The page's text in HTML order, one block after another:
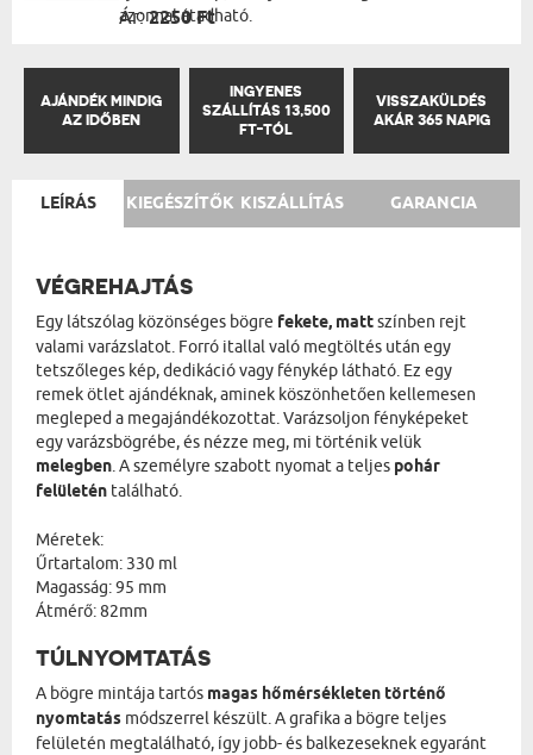
azonnal átadható.
Ár:2250 Ft
AJÁNDÉK MINDIG
AZ IDŐBEN
INGYENES
SZÁLLÍTÁS 13,500
FT-TÓL
VISSZAKÜLDÉS
AKÁR 365 NAPIG
LEÍRÁS KIEGÉSZÍTŐK KISZÁLLÍTÁS GARANCIA
VÉGREHAJTÁS
Egy látszólag közönséges bögre fekete, mattszínben rejt
valami varázslatot. Forró itallal való megtöltés után egy
tetszőleges kép, dedikáció vagy fénykép látható. Ez egy
remek ötlet ajándéknak, aminek köszönhetően kellemesen
megleped a megajándékozottat. Varázsoljon fényképeket
egy varázsbögrébe, és nézze meg, mi történik velük
melegben. A személyre szabott nyomat a teljes pohár
felületén található.
Méretek:
Űrtartalom: 330 ml
Magasság: 95 mm
Átmérő: 82mm
TÚLNYOMTATÁS
A bögre mintája tartós magas hőmérsékleten történő
nyomtatás módszerrel készült. A grafika a bögre teljes
felületén megtalálható, így jobb- és balkezeseknek egyaránt